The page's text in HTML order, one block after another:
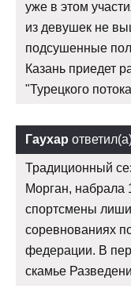
уже в этом
из девушек не
подсушенные
Казань приедет
"Турецкого
Гаухар
Традиционный
Морган, набрала
спортсмены
соревнованиях
федерации. В
скамье